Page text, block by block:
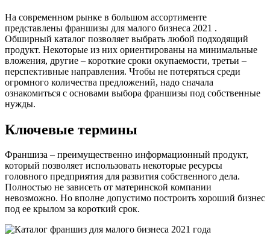
На современном рынке в большом ассортименте
представлены франшизы для малого бизнеса 2021 .
Обширный каталог позволяет выбрать любой подходящий
продукт. Некоторые из них ориентированы на минимальные
вложения, другие – короткие сроки окупаемости, третьи –
перспективные направления. Чтобы не потеряться среди
огромного количества предложений, надо сначала
ознакомиться с основами выбора франшизы под собственные
нужды.
Ключевые термины
Франшиза – преимущественно информационный продукт,
который позволяет использовать некоторые ресурсы
головного предприятия для развития собственного дела.
Полностью не зависеть от материнской компании
невозможно. Но вполне допустимо построить хороший бизнес
под ее крылом за короткий срок.